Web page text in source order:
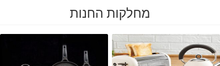
מחלקות החנות